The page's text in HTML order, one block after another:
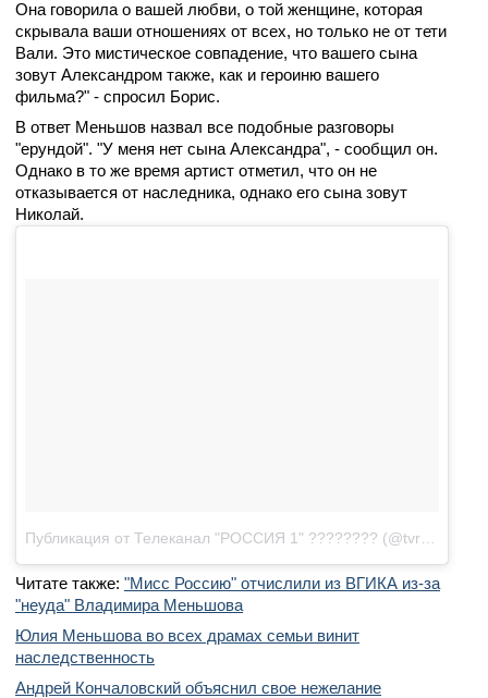
Она говорила о вашей любви, о той женщине, которая
скрывала ваши отношениях от всех, но только не от тети
Вали. Это мистическое совпадение, что вашего сына
зовут Александром также, как и героиню вашего
фильма?" - спросил Борис.
В ответ Меньшов назвал все подобные разговоры
"ерундой". "У меня нет сына Александра", - сообщил он.
Однако в то же время артист отметил, что он не
отказывается от наследника, однако его сына зовут
Николай.
Читате также: "Мисс Россию" отчислили из ВГИКА из-за
"неуда" Владимира Меньшова
Юлия Меньшова во всех драмах семьи винит
наследственность
Андрей Кончаловский объяснил свое нежелание